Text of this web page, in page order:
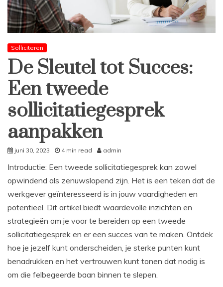
Solliciteren
De Sleutel tot Succes:
Een tweede
sollicitatiegesprek
aanpakken
juni 30, 2023 4 min read admin
Introductie: Een tweede sollicitatiegesprek kan zowel
opwindend als zenuwslopend zijn. Het is een teken dat de
werkgever geïnteresseerd is in jouw vaardigheden en
potentieel. Dit artikel biedt waardevolle inzichten en
strategieën om je voor te bereiden op een tweede
sollicitatiegesprek en er een succes van te maken. Ontdek
hoe je jezelf kunt onderscheiden, je sterke punten kunt
benadrukken en het vertrouwen kunt tonen dat nodig is
om die felbegeerde baan binnen te slepen.